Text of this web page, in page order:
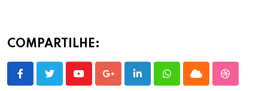
COMPARTILHE:
YoutubeGoogle+LinkedInWhatsappCloud